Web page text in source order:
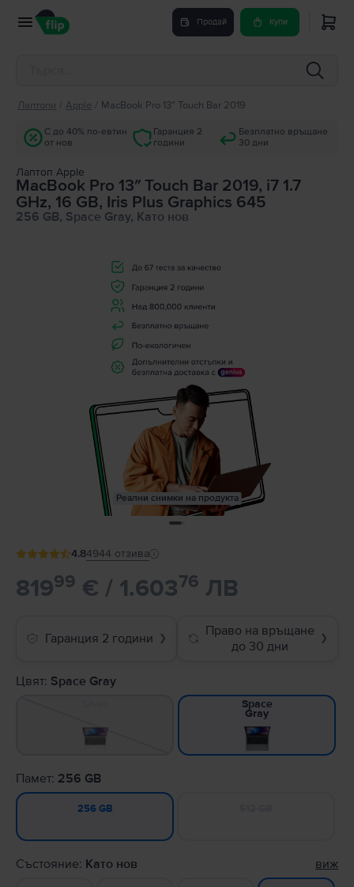
Продай Купи
Лаптопи Apple MacBook Pro 13″ Touch Bar 2019
С до 40% по-евтин
от нов
Гаранция 2
години
Безплатно връщане
30 дни
Лаптоп Apple
MacBook Pro 13″ Touch Bar 2019, i7 1.7
GHz, 16 GB, Iris Plus Graphics 645
256 GB, Space Gray, Като нов
Реални снимки на продукта
4.84944 отзива
81999 € / 1.60376 ЛВ
Гаранция 2 години ❯
Право на връщане
до 30 дни
❯
Цвят: Space Gray
Space
Gray
Памет: 256 GB
256 GB
Състояние: Като нов виж